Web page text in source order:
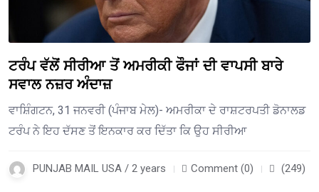
ਟਰੰਪ ਵੱਲੋਂ ਸੀਰੀਆ ਤੋਂ ਅਮਰੀਕੀ ਫੌਜਾਂ ਦੀ ਵਾਪਸੀ ਬਾਰੇ
ਸਵਾਲ ਨਜ਼ਰ ਅੰਦਾਜ਼
ਵਾਸ਼ਿੰਗਟਨ, 31 ਜਨਵਰੀ (ਪੰਜਾਬ ਮੇਲ)- ਅਮਰੀਕਾ ਦੇ ਰਾਸ਼ਟਰਪਤੀ ਡੋਨਾਲਡ
ਟਰੰਪ ਨੇ ਇਹ ਦੱਸਣ ਤੋਂ ਇਨਕਾਰ ਕਰ ਦਿੱਤਾ ਕਿ ਉਹ ਸੀਰੀਆ
PUNJAB MAIL USA / 2 years Comment (0) (249)